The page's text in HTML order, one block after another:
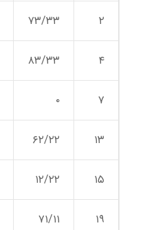
۲ ۷۳/۳۳
۴ ۸۳/۳۳
۷ ۰
۱۳ ۶۲/۲۲
۱۵ ۱۲/۲۲
۱۹ ۷۱/۱۱